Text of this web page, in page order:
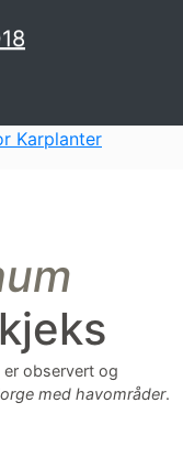
Karplanter
er observert og
med havområder.